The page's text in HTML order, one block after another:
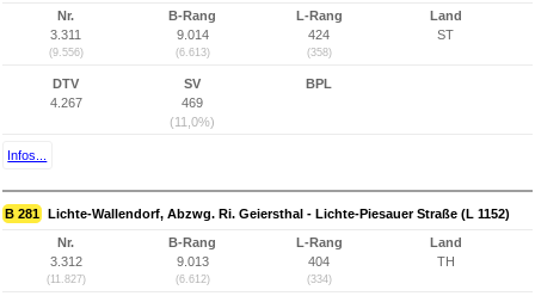
Nr.
3.311
(9.556)
B-Rang
9.014
(6.613)
L-Rang
424
(358)
Land
ST
DTV
4.267
SV
469
(11,0%)
BPL
Infos...
B 281 Lichte-Wallendorf, Abzwg. Ri. Geiersthal - Lichte-Piesauer Straße (L 1152)
Nr.
3.312
(11.827)
B-Rang
9.013
(6.612)
L-Rang
404
(334)
Land
TH